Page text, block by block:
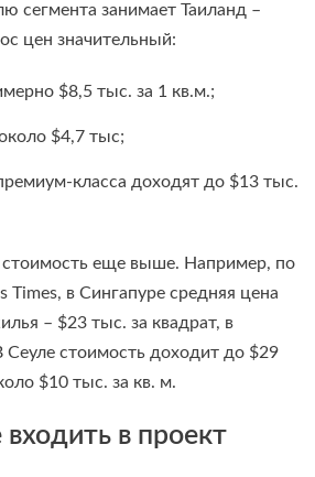
сегмента занимает Таиланд –
цен значительный:
$8,5 тыс. за 1 кв.м.;
$4,7 тыс;
класса доходят до $13 тыс.
стоимость еще выше. Например, по
Times, в Сингапуре средняя цена
– $23 тыс. за квадрат, в
стоимость доходит до $29
$10 тыс. за кв. м.
в проект